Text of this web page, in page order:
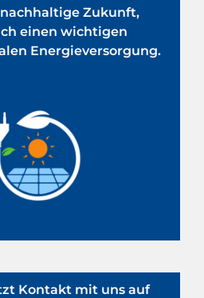
Zukunft,
einen wichtigen
Energieversorgung.
Kontakt mit uns auf